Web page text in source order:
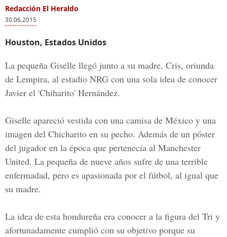
Redacción El Heraldo
30.06.2015
Houston, Estados Unidos
La pequeña Giselle llegó junto a su madre, Cris, oriunda
de Lempira, al estadio NRG con una sola idea de conocer
Javier el 'Chiharito' Hernández.
Giselle apareció vestida con una camisa de México y una
imagen del Chicharito en su pecho. Además de un póster
del jugador en la época que pertenecía al Manchester
United. La pequeña de nueve años sufre de una terrible
enfermadad, pero es apasionada por el fútbol, al igual que
su madre.
La idea de esta hondureña era conocer a la figura del Tri y
afortunadamente cumplió con su objetivo porque su